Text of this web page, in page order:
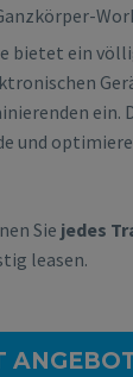
bietet ein
ein.
und
Sie jedes
leasen.